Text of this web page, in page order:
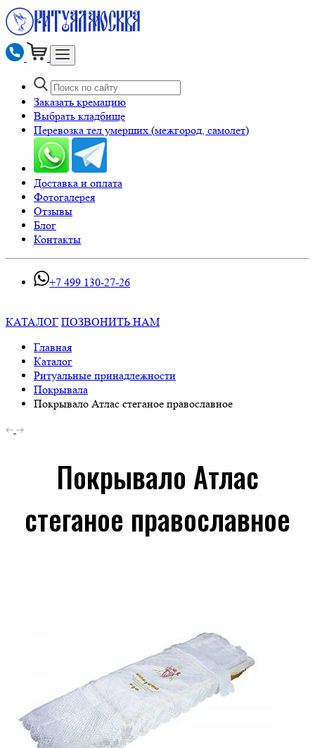
Заказать кремацию
Выбрать кладбище
Перевозка тел умерших (межгород, самолет)
Доставка и оплата
Фотогалерея
Отзывы
Блог
Контакты
+7 499 130-27-26
КАТАЛОГ ПОЗВОНИТЬ НАМ
Главная
Каталог
Ритуальные принадлежности
Покрывала
Покрывало Атлас стеганое православное
Покрывало Атлас
стеганое православное